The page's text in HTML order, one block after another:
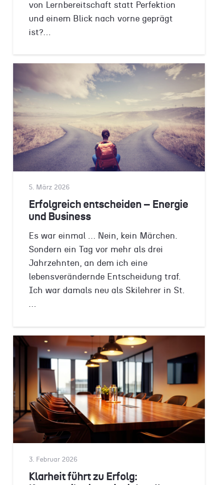
von Lernbereitschaft statt Perfektion
und einem Blick nach vorne geprägt
ist?…
5. März 2026
Erfolgreich entscheiden – Energie
und Business
Es war einmal … Nein, kein Märchen.
Sondern ein Tag vor mehr als drei
Jahrzehnten, an dem ich eine
lebensverändernde Entscheidung traf.
Ich war damals neu als Skilehrer in St.
…
3. Februar 2026
Klarheit führt zu Erfolg: